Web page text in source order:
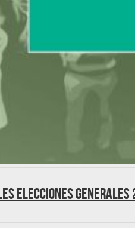
Elecciones Generales